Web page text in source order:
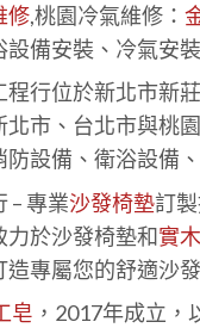
修,桃園冷氣維修：
設備安裝、冷氣安
程行位於新北市新
北市、台北市與桃
防設備、衛浴設備
– 專業沙發椅墊訂
力於沙發椅墊和實
造專屬您的舒適沙
皂 ，2017年成立